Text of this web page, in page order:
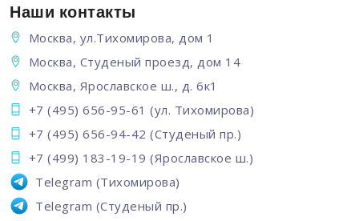
Наши контакты
Москва, ул.Тихомирова, дом 1
Москва, Студеный проезд, дом 14
Москва, Ярославское ш., д. 6к1
+7 (495) 656-95-61 (ул. Тихомирова)
+7 (495) 656-94-42 (Студеный пр.)
+7 (499) 183-19-19 (Ярославское ш.)
Telegram (Тихомирова)
Telegram (Студеный пр.)